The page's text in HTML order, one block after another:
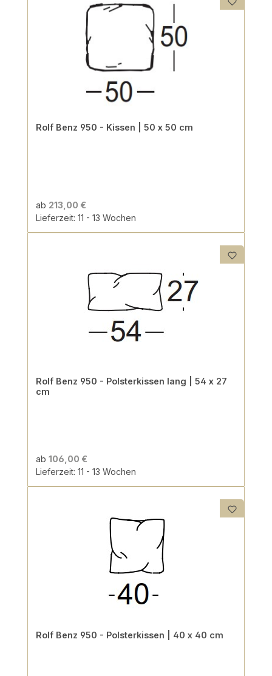
Rolf Benz 950 - Kissen | 50 x 50 cm
ab 213,00 €
Lieferzeit: 11 - 13 Wochen
Rolf Benz 950 - Polsterkissen lang | 54 x 27
cm
ab 106,00 €
Lieferzeit: 11 - 13 Wochen
Rolf Benz 950 - Polsterkissen | 40 x 40 cm